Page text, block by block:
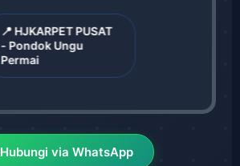
📍 HJKARPET PUSAT
- Pondok Ungu
Permai
Hubungi via WhatsApp